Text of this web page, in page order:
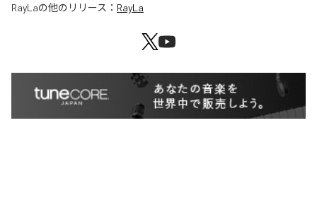
RayLaの他のリリース： RayLa